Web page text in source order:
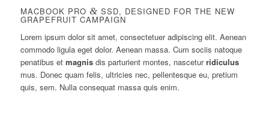
MACBOOK PRO & SSD, DESIGNED FOR THE NEW
GRAPEFRUIT CAMPAIGN
Lorem ipsum dolor sit amet, consectetuer adipiscing elit. Aenean
commodo ligula eget dolor. Aenean massa. Cum sociis natoque
penatibus et magnisdis parturient montes, nasceturridiculus
mus. Donec quam felis, ultricies nec, pellentesque eu, pretium
quis, sem. Nulla consequat massa quis enim.